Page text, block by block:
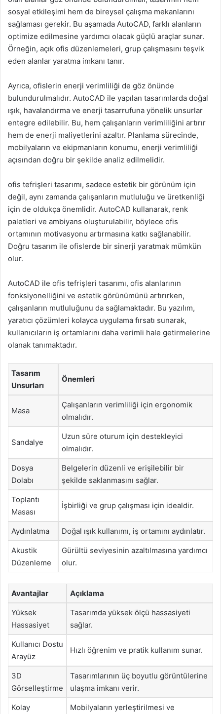
sosyal etkileşimi hem de bireysel çalışma mekanlarını
sağlaması gerekir. Bu aşamada AutoCAD, farklı alanların
optimize edilmesine yardımcı olacak güçlü araçlar sunar.
Örneğin, açık ofis düzenlemeleri, grup çalışmasını teşvik
eden alanlar yaratma imkanı tanır.
Ayrıca, ofislerin enerji verimliliği de göz önünde
bulundurulmalıdır. AutoCAD ile yapılan tasarımlarda doğal
ışık, havalandırma ve enerji tasarrufuna yönelik unsurlar
entegre edilebilir. Bu, hem çalışanların verimliliğini artırır
hem de enerji maliyetlerini azaltır. Planlama sürecinde,
mobilyaların ve ekipmanların konumu, enerji verimliliği
açısından doğru bir şekilde analiz edilmelidir.
ofis tefrişleri tasarımı, sadece estetik bir görünüm için
değil, aynı zamanda çalışanların mutluluğu ve üretkenliği
için de oldukça önemlidir. AutoCAD kullanarak, renk
paletleri ve ambiyans oluşturulabilir, böylece ofis
ortamının motivasyonu artırmasına katkı sağlanabilir.
Doğru tasarım ile ofislerde bir sinerji yaratmak mümkün
olur.
AutoCAD ile ofis tefrişleri tasarımı, ofis alanlarının
fonksiyonelliğini ve estetik görünümünü artırırken,
çalışanların mutluluğunu da sağlamaktadır. Bu yazılım,
yaratıcı çözümleri kolayca uygulama fırsatı sunarak,
kullanıcıların iş ortamlarını daha verimli hale getirmelerine
olanak tanımaktadır.
Tasarım
Unsurları
Önemleri
Masa
Çalışanların verimliliği için ergonomik
olmalıdır.
Sandalye
Uzun süre oturum için destekleyici
olmalıdır.
Dosya
Dolabı
Belgelerin düzenli ve erişilebilir bir
şekilde saklanmasını sağlar.
Toplantı
Masası
İşbirliği ve grup çalışması için idealdir.
Aydınlatma Doğal ışık kullanımı, iş ortamını aydınlatır.
Akustik
Düzenleme
Gürültü seviyesinin azaltılmasına yardımcı
olur.
Avantajlar Açıklama
Yüksek
Hassasiyet
Tasarımda yüksek ölçü hassasiyeti
sağlar.
Kullanıcı Dostu
Arayüz
Hızlı öğrenim ve pratik kullanım sunar.
3D
Görselleştirme
Tasarımlarının üç boyutlu görüntülerine
ulaşma imkanı verir.
Kolay
Mobilyaların yerleştirilmesi ve